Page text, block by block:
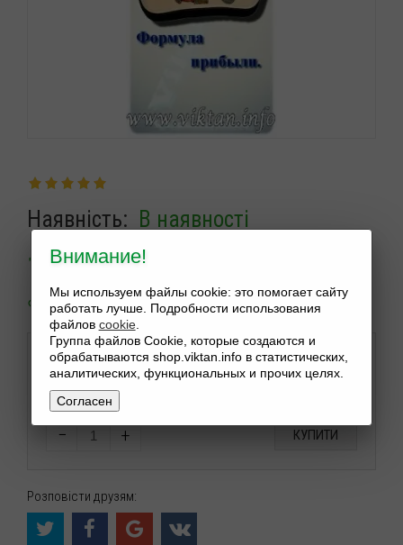
Наявність: В наявності
120$
Нажимая конопку купить вы подтверждаете правила
сайта.
ПрочестьПользовательское соглашение
− + КУПИТИ
Розповісти друзям:
Внимание!
Мы используем файлы cookie: это помогает сайту
работать лучше. Подробности использования
файлов cookie.
Группа файлов Cookie, которые создаются и
обрабатываются shop.viktan.info в статистических,
аналитических, функциональных и прочих целях.
Согласен